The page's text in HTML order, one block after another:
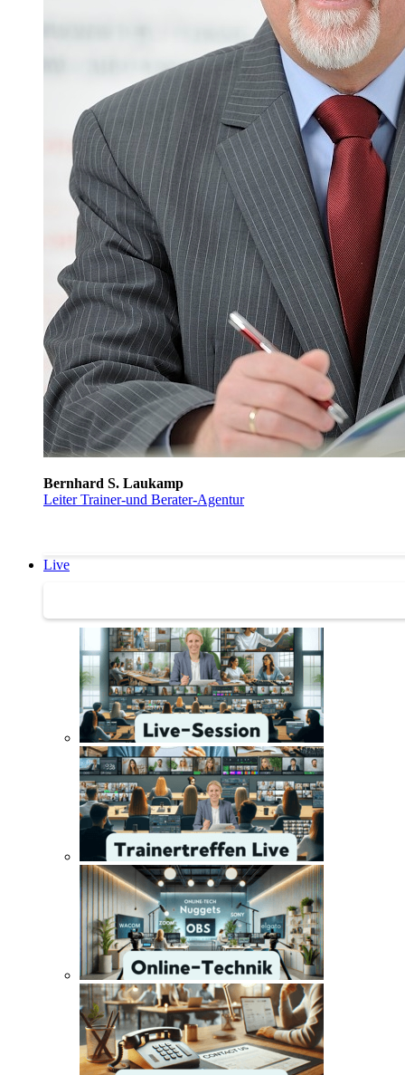
Bernhard S. Laukamp
Leiter Trainer-und Berater-Agentur
Live